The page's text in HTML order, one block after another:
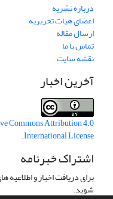
درباره نشریه
اعضای هیات تحریریه
ارسال مقاله
تماس با ما
نقشه سایت
آخرین اخبار
Commons Attribution 4.0
International License
.
اشتراک خبرنامه
برای دریافت اخبار و
شوید.